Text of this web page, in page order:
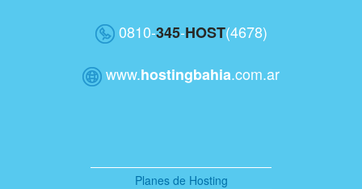
0810-345-HOST(4678)
www.hostingbahia.com.ar
Planes de Hosting